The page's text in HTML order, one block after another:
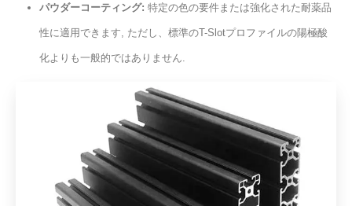
パウダーコーティング: 特定の色の要件または強化された耐薬品
性に​​適用できます, ただし、標準のT-Slotプロファイルの陽極酸
化よりも一般的ではありません.